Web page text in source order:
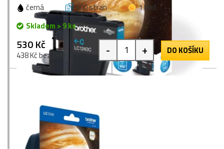
černá 600 stran
1 bod
Skladem > 9 ks
530 Kč
438 Kč bez DPH - + DO KOŠÍKU